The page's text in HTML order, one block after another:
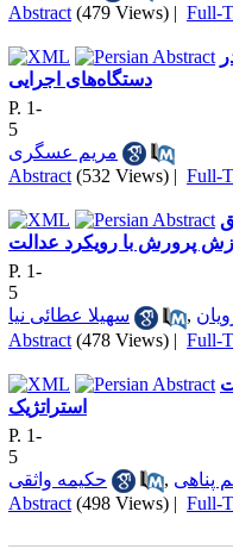
Abstract (479 Views) | Full-
دستگاه‌های اجرایی
P. 1-
5
مریم عسگری
Abstract (532 Views) | Full-
پرورش با رویکرد عدالت
P. 1-
5
سهیلا عطائی نیا
,
Abstract (478 Views) | Full-
استراتژیک
P. 1-
5
حکیمه واثقی
, پناهی
Abstract (498 Views) | Full-